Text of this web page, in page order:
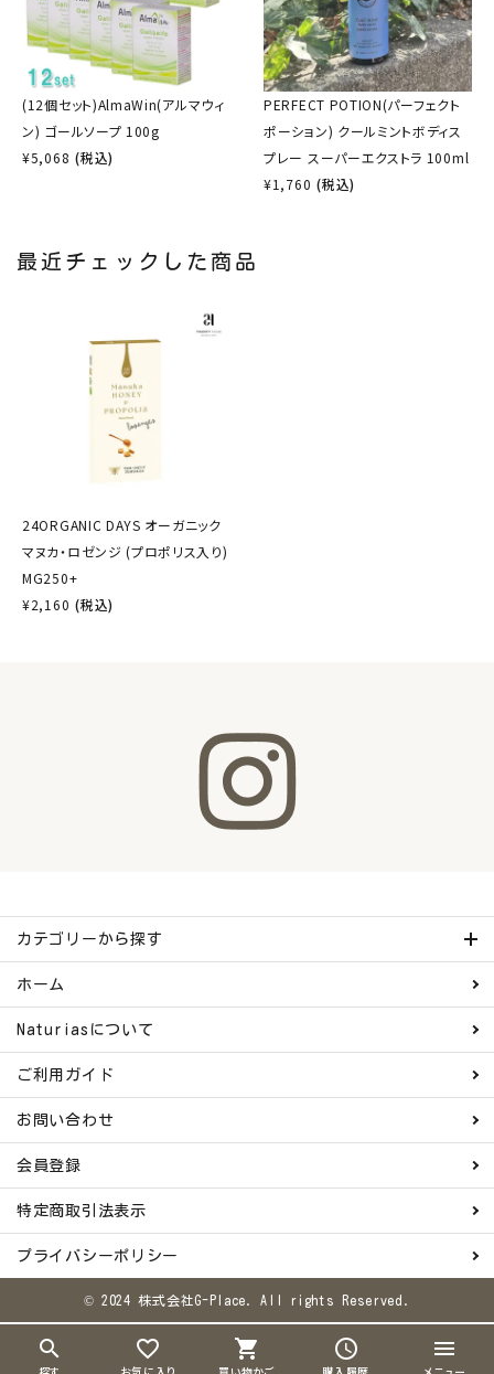
search favorite_border shopping_cart schedule menu
(12個セット)AlmaWin(アルマウィ
ン) ゴールソープ 100g
¥5,068 (税込)
PERFECT POTION(パーフェクト
ポーション) クールミントボディス
プレー スーパーエクストラ 100ml
¥1,760 (税込)
最近チェックした商品
24ORGANIC DAYS オーガニック
マヌカ・ロゼンジ (プロポリス入り)
MG250+
¥2,160 (税込)
カテゴリーから探す
ホーム
Naturiasについて
ご利用ガイド
お問い合わせ
会員登録
特定商取引法表示
プライバシーポリシー
© 2024 株式会社G-Place. All rights Reserved.